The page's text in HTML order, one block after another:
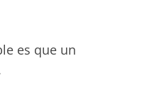
es que un